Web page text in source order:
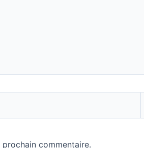
commentaire.